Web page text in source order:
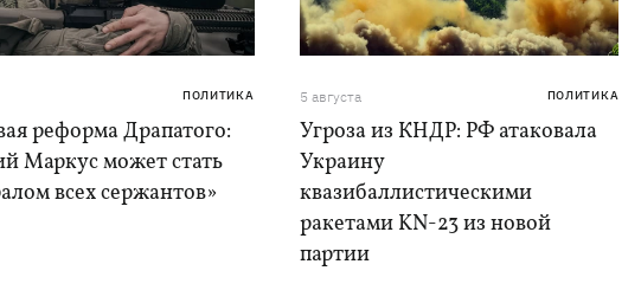
ПОЛИТИКА
реформа Драпатого:
Маркус может стать
всех сержантов»
5 августа ПОЛИТИКА
Угроза из КНДР: РФ атаковала
Украину
квазибаллистическими
ракетами KN-23 из новой
партии